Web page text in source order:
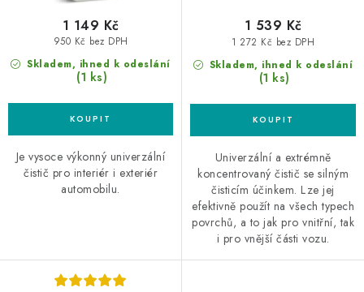
Skladem, ihned k odeslání
(1 ks)
950 Kč bez DPH
1 149 Kč
Je vysoce výkonný univerzální
čistič pro interiér i exteriér
automobilu.
Skladem, ihned k odeslání
(1 ks)
1 272 Kč bez DPH
1 539 Kč
Univerzální a extrémně
koncentrovaný čistič se silným
čisticím účinkem. Lze jej
efektivně použít na všech typech
povrchů, a to jak pro vnitřní, tak
i pro vnější části vozu.